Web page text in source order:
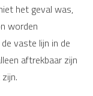
het geval was,
worden
vaste lijn in de
aftrekbaar zijn